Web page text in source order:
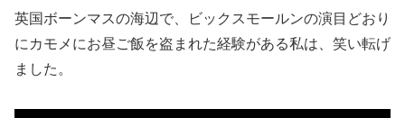
英国ボーンマスの海辺で、ビックスモールンの演目どおり
にカモメにお昼ご飯を盗まれた経験がある私は、笑い転げ
ました。